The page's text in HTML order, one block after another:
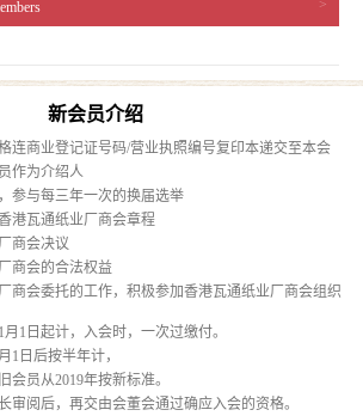
新会员介绍
连商业登记证号码/营业执照编号复印本递交至本会
作为介绍人
参与每三年一次的换届选举
港瓦通纸业厂商会章程
商会决议
商会的合法权益
商会委托的工作，积极参加香港瓦通纸业厂商会组织
月1日起计，入会时，一次过缴付。
1日后按半年计，
会员从2019年按新标准。
审阅后，再交由会董会通过确应入会的资格。